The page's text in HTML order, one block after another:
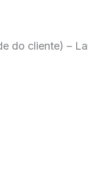
do cliente) –